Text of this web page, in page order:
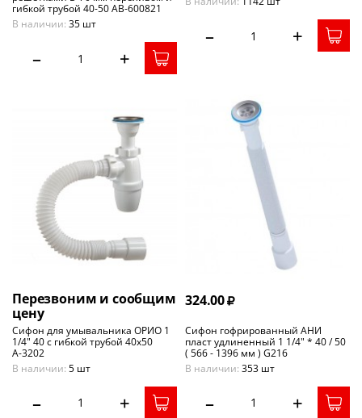
гибкой трубой 40-50 АВ-600821
В наличии: 35 шт
– +
– +
Перезвоним и сообщим
цену
Сифон для умывальника ОРИО 1
1/4" 40 с гибкой трубой 40х50
А-3202
В наличии: 5 шт
– +
324.00
Сифон гофрированный АНИ
пласт удлиненный 1 1/4" * 40 / 50
( 566 - 1396 мм ) G216
В наличии: 353 шт
– +